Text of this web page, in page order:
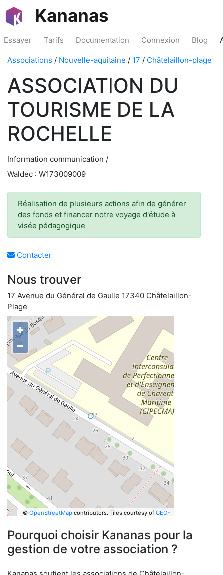
Kananas
Essayer Tarifs Documentation Connexion Blog
Associations / Nouvelle-aquitaine / 17 / Châtelaillon-plage
ASSOCIATION DU
TOURISME DE LA
ROCHELLE
Information communication /
Waldec : W173009009
Réalisation de plusieurs actions afin de générer
des fonds et financer notre voyage d'étude à
visée pédagogique
Contacter
Nous trouver
17 Avenue du Général de Gaulle 17340 Châtelaillon-
Plage
+
−
©OpenStreetMapcontributors. Tiles courtesy of GEO-
Pourquoi choisir Kananas pour la
gestion de votre association ?